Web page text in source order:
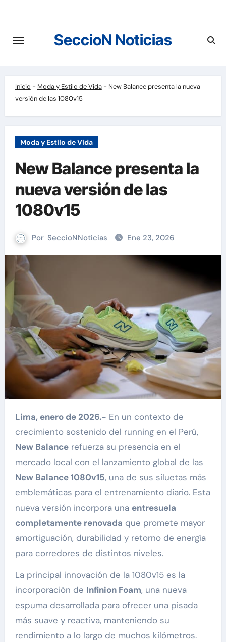
contenido
SeccioN Noticias
Inicio - Moda y Estilo de Vida- New Balance presenta la nueva
versión de las 1080v15
Moda y Estilo de Vida
New Balance presenta la
nueva versión de las
1080v15
Por SeccioNNoticias Ene 23, 2026
Lima, enero de 2026.- En un contexto de
crecimiento sostenido del running en el Perú,
New Balancerefuerza su presencia en el
mercado local con el lanzamiento global de las
New Balance 1080v15, una de sus siluetas más
emblemáticas para el entrenamiento diario. Esta
nueva versión incorpora una entresuela
completamente renovada que promete mayor
amortiguación, durabilidad y retorno de energía
para corredores de distintos niveles.
La principal innovación de la 1080v15 es la
incorporación de Infinion Foam, una nueva
espuma desarrollada para ofrecer una pisada
más suave y reactiva, manteniendo su
rendimiento a lo largo de muchos kilómetros.